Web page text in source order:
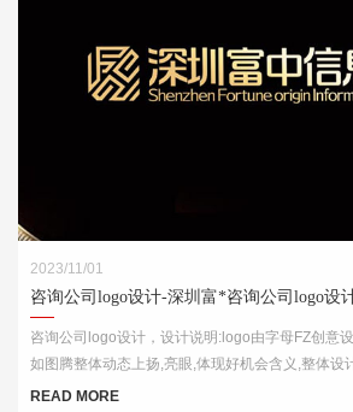
2023/11/01
咨询公司logo设计-深圳富*咨询公司logo设
咨询公司logo设计，设计说明:logo由字母FZ创意
如图腾整体动态上扬,亮眼,体现好机会含义,整体设
目不忘
READ MORE